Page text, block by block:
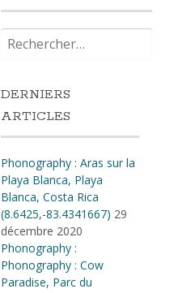
DERNIERS
ARTICLES
Phonography : Aras sur la
Playa Blanca, Playa
Blanca, Costa Rica
(8.6425,-83.4341667) 29
décembre 2020
Phonography :
Phonography : Cow
Paradise, Parc du